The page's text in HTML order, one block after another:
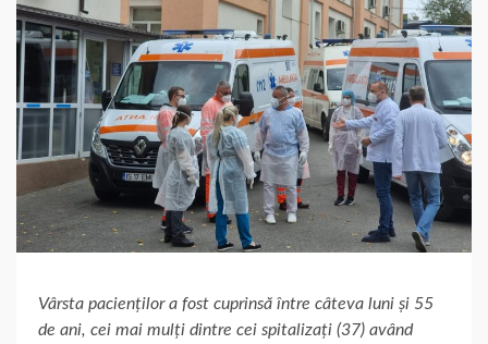
Vârsta pacienților a fost cuprinsă între câteva luni și 55
de ani, cei mai mulți dintre cei spitalizați (37) având